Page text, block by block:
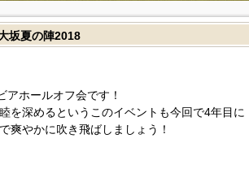
坂夏の陣2018
ホールオフ会です！
を深めるというこのイベントも今回で4年目に
爽やかに吹き飛ばしましょう！